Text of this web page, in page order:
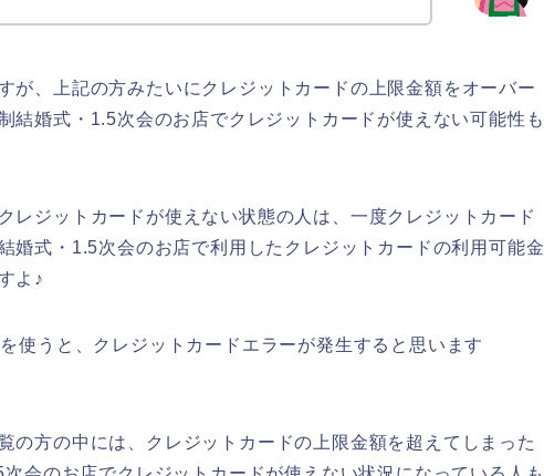
が、上記の方みたいにクレジットカードの上限金額をオーバー
結婚式・1.5次会のお店でクレジットカードが使えない可能性も
レジットカードが使えない状態の人は、一度クレジットカード
婚式・1.5次会のお店で利用したクレジットカードの利用可能金
よ♪
使うと、クレジットカードエラーが発生すると思います
の方の中には、クレジットカードの上限金額を超えてしまった